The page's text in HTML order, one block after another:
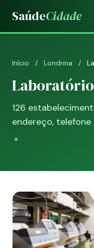
SaúdeCidade
Início / Londrina /
126
endereço, telefone